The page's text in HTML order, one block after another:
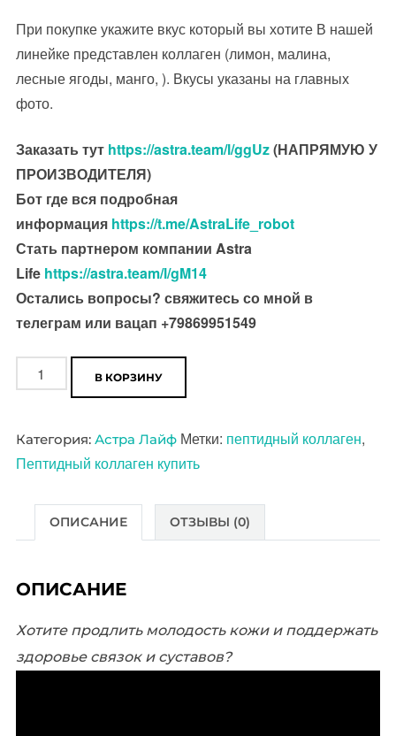
При покупке укажите вкус который вы хотите В нашей
линейке представлен коллаген (лимон, малина,
лесные ягоды, манго, ). Вкусы указаны на главных
фото.
Заказать тут https://astra.team/l/ggUz(НАПРЯМУЮ У
ПРОИЗВОДИТЕЛЯ)
Бот где вся подробная
информация https://t.me/AstraLife_robot
Стать партнером компании Astra
Life https://astra.team/l/gM14
Остались вопросы? свяжитесь со мной в
телеграм или вацап +79869951549
Количество
товара
коллаген
высшего
Life
В КОРЗИНУ
Категория: Астра Лайф Метки: пептидный коллаген,
Пептидный коллаген купить
ОПИСАНИЕ ОТЗЫВЫ (0)
ОПИСАНИЕ
Хотите продлить молодость кожи и поддержать
здоровье связок и суставов?